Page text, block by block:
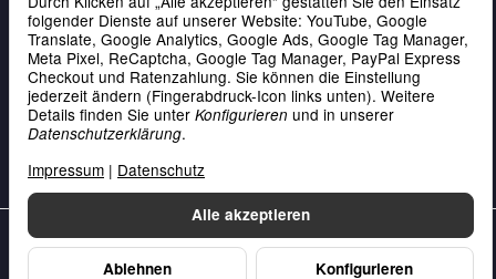
Gesetzliche Informationen
Service & Kontakt
Unsere Datenschutzerklärung•Unser Impressum
Alle akzeptieren
Ablehnen Konfigurieren
folgender Dienste auf unserer Website: YouTube, Google
Translate, Google Analytics, Google Ads, Google Tag Manager,
Meta Pixel, ReCaptcha, Google Tag Manager, PayPal Express
Checkout und Ratenzahlung. Sie können die Einstellung
jederzeit ändern (Fingerabdruck-Icon links unten). Weitere
Details finden Sie unter Konfigurieren und in unserer
Datenschutzerklärung.
Impressum | Datenschutz